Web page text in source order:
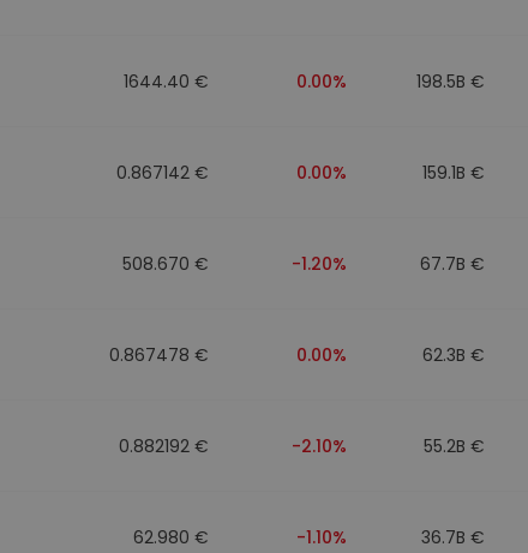
1644.40 € 0.00% 198.5B €
0.867142 € 0.00% 159.1B €
508.670 € -1.20% 67.7B €
0.867478 € 0.00% 62.3B €
0.882192 € -2.10% 55.2B €
62.980 € -1.10% 36.7B €